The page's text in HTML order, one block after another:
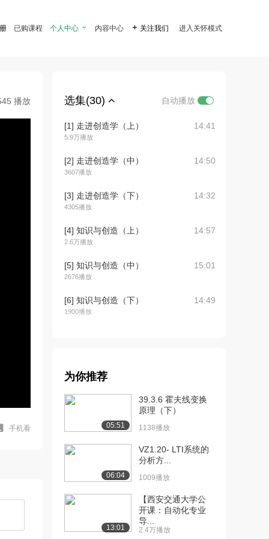
已购课程 个人中心  内容中心  关注我们 进入关怀模式
播放
手机看
选集(30) 自动播放
[1] 走进创造学（上）
5.9万播放
14:41
[2] 走进创造学（中）
3607播放
14:50
[3] 走进创造学（下）
4305播放
14:32
[4] 知识与创造（上）
2.6万播放
14:57
[5] 知识与创造（中）
2676播放
15:01
[6] 知识与创造（下）
1900播放
14:49
[8] 发现能力与创造（中）
2041播放
[9] 发现能力与创造（下） 15:49
（上）
（中）
为你推荐
05:51
39.3.6 霍夫线变换
原理（下）
1138播放
06:04
VZ1.20- LTI系统的
分析方...
1009播放
13:01
【西安交通大学公
开课：自动化专业
导...
2.4万播放